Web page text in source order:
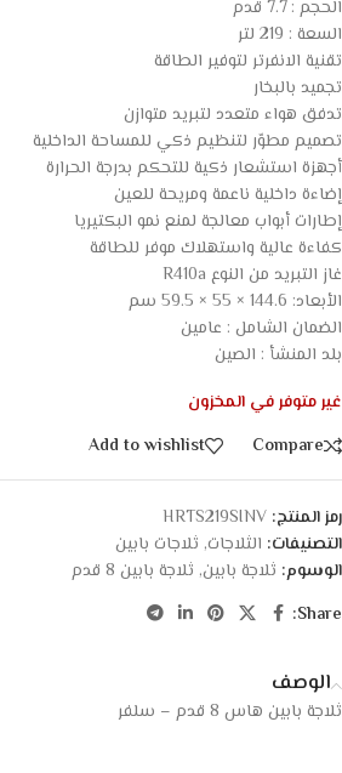
الحجم : 7.7 قدم
السعة : 219 لتر
تقنية الانفرتر لتوفير الطاقة
تجميد بالبخار
تدفق هواء متعدد لتبريد متوازن
تصميم مطوّر لتنظيم ذكي للمساحة الداخلية
أجهزة استشعار ذكية للتحكم بدرجة الحرارة
إضاءة داخلية ناعمة ومريحة للعين
إطارات أبواب معالجة لمنع نمو البكتيريا
كفاءة عالية واستهلاك موفر للطاقة
غاز التبريد من النوع R410a
الأبعاد: 144.6 × 55 × 59.5 سم
الضمان الشامل : عامين
بلد المنشأ : الصين
غير متوفر في المخزون
Compare
Add to wishlist
رمز المنتج: HRTS219SINV
التصنيفات: الثلاجات, ثلاجات بابين
الوسوم: ثلاجة بابين, ثلاجة بابين 8 قدم
Share:
الوصف
ثلاجة بابين هاس 8 قدم – سلفر